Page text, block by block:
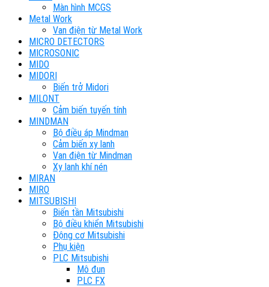
Màn hình MCGS
Metal Work
Van điện từ Metal Work
MICRO DETECTORS
MICROSONIC
MIDO
MIDORI
Biến trở Midori
MILONT
Cảm biến tuyến tính
MINDMAN
Bộ điều áp Mindman
Cảm biến xy lanh
Van điện từ Mindman
Xy lanh khí nén
MIRAN
MIRO
MITSUBISHI
Biến tần Mitsubishi
Bộ điều khiển Mitsubishi
Động cơ Mitsubishi
Phụ kiện
PLC Mitsubishi
Mô đun
PLC FX